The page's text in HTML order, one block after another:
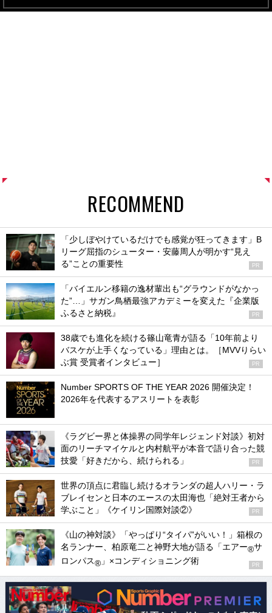
RECOMMEND
「少しぼやけているだけでも感覚が狂ってきます」B
リーグ屈指のシューター・安藤周人が明かす“見え
る”ことの重要性
PR
「バイエルン移籍の逸材輩出も“グラウンドがなかっ
た”…」サガン鳥栖最強アカデミーを変えた『企業版
ふるさと納税』
PR
38歳でも進化を続ける篠山竜青が語る「10年前より
バスケが上手くなっている」理由とは。［MVVりらい
ぶ賞 受賞者インタビュー］
PR
Number SPORTS OF THE YEAR 2026 開催決定！
2026年を代表するアスリートを表彰
《ラグビー界と体操界の同学年レジェンド対談》初対
面のリーチマイケルと内村航平が本音で語り合った競
技愛「好きだから、続けられる」
PR
世界の頂点に君臨し続けるオランダの超人ハリー・ラ
ブレイセンと日本のエースの太田海也「絶対王者から
学ぶこと」《ケイリン国際対談②》
PR
《山の神対談》「やっぱり“タイパ”がいい！」箱根の
名ランナー、柏原竜二と神野大地が語る「エアー®サ
ロンパス® 」×コンディショニング術 PR